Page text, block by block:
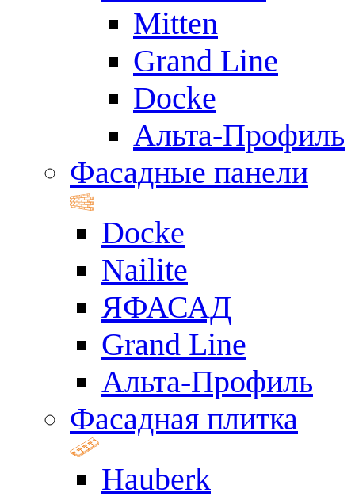
Mitten
Grand Line
Docke
Альта-Профиль
Фасадные панели
Docke
Nailite
ЯФАСАД
Grand Line
Альта-Профиль
Фасадная плитка
Hauberk